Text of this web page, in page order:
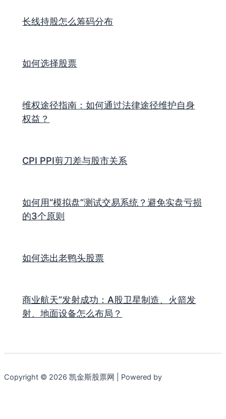
长线持股怎么筹码分布
如何选择股票
维权途径指南：如何通过法律途径维护自身
权益？
CPI PPI剪刀差与股市关系
如何用“模拟盘”测试交易系统？避免实盘亏损
的3个原则
如何选出老鸭头股票
商业航天”发射成功：A股卫星制造、火箭发
射、地面设备怎么布局？
Copyright © 2026 凯金斯股票网 | Powered by